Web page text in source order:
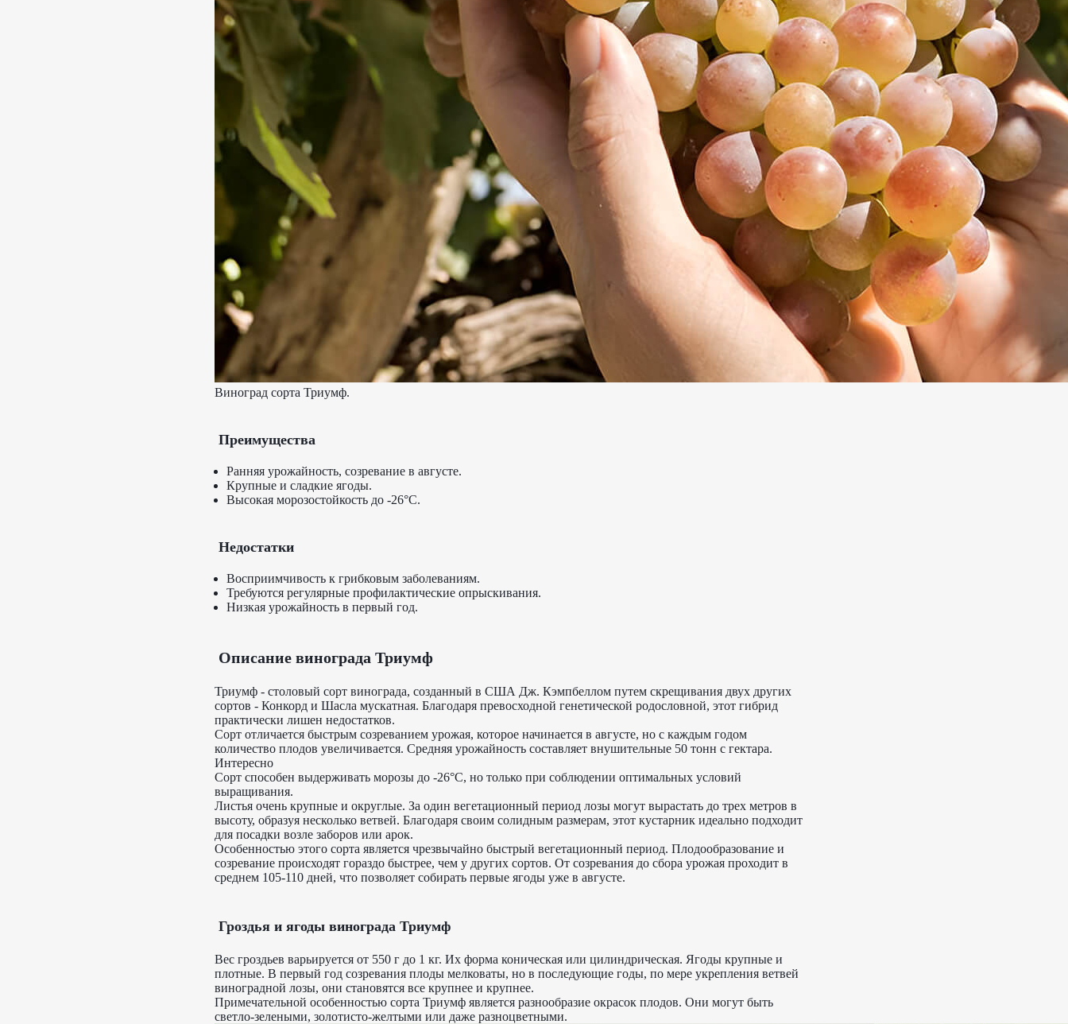
Виноград сорта Триумф.
Преимущества
Ранняя урожайность, созревание в августе.
Крупные и сладкие ягоды.
Высокая морозостойкость до -26°C.
Недостатки
Восприимчивость к грибковым заболеваниям.
Требуются регулярные профилактические опрыскивания.
Низкая урожайность в первый год.
Описание винограда Триумф
Триумф - столовый сорт винограда, созданный в США Дж. Кэмпбеллом путем скрещивания двух других
сортов - Конкорд и Шасла мускатная. Благодаря превосходной генетической родословной, этот гибрид
практически лишен недостатков.
Сорт отличается быстрым созреванием урожая, которое начинается в августе, но с каждым годом
количество плодов увеличивается. Средняя урожайность составляет внушительные 50 тонн с гектара.
Интересно
Сорт способен выдерживать морозы до -26°C, но только при соблюдении оптимальных условий
выращивания.
Листья очень крупные и округлые. За один вегетационный период лозы могут вырастать до трех метров в
высоту, образуя несколько ветвей. Благодаря своим солидным размерам, этот кустарник идеально подходит
для посадки возле заборов или арок.
Особенностью этого сорта является чрезвычайно быстрый вегетационный период. Плодообразование и
созревание происходят гораздо быстрее, чем у других сортов. От созревания до сбора урожая проходит в
среднем 105-110 дней, что позволяет собирать первые ягоды уже в августе.
Гроздья и ягоды винограда Триумф
Вес гроздьев варьируется от 550 г до 1 кг. Их форма коническая или цилиндрическая. Ягоды крупные и
плотные. В первый год созревания плоды мелковаты, но в последующие годы, по мере укрепления ветвей
виноградной лозы, они становятся все крупнее и крупнее.
Примечательной особенностью сорта Триумф является разнообразие окрасок плодов. Они могут быть
светло-зелеными, золотисто-желтыми или даже разноцветными.